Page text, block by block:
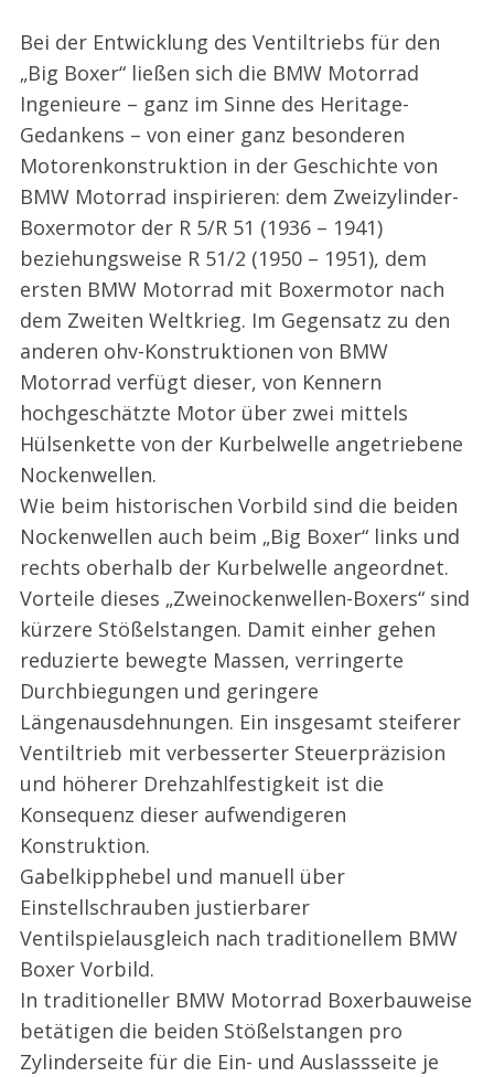
Bei der Entwicklung des Ventiltriebs für den
„Big Boxer“ ließen sich die BMW Motorrad
Ingenieure – ganz im Sinne des Heritage-
Gedankens – von einer ganz besonderen
Motorenkonstruktion in der Geschichte von
BMW Motorrad inspirieren: dem Zweizylinder-
Boxermotor der R 5/R 51 (1936 – 1941)
beziehungsweise R 51/2 (1950 – 1951), dem
ersten BMW Motorrad mit Boxermotor nach
dem Zweiten Weltkrieg. Im Gegensatz zu den
anderen ohv-Konstruktionen von BMW
Motorrad verfügt dieser, von Kennern
hochgeschätzte Motor über zwei mittels
Hülsenkette von der Kurbelwelle angetriebene
Nockenwellen.
Wie beim historischen Vorbild sind die beiden
Nockenwellen auch beim „Big Boxer“ links und
rechts oberhalb der Kurbelwelle angeordnet.
Vorteile dieses „Zweinockenwellen-Boxers“ sind
kürzere Stößelstangen. Damit einher gehen
reduzierte bewegte Massen, verringerte
Durchbiegungen und geringere
Längenausdehnungen. Ein insgesamt steiferer
Ventiltrieb mit verbesserter Steuerpräzision
und höherer Drehzahlfestigkeit ist die
Konsequenz dieser aufwendigeren
Konstruktion.
Gabelkipphebel und manuell über
Einstellschrauben justierbarer
Ventilspielausgleich nach traditionellem BMW
Boxer Vorbild.
In traditioneller BMW Motorrad Boxerbauweise
betätigen die beiden Stößelstangen pro
Zylinderseite für die Ein- und Auslassseite je